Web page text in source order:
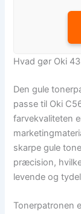
Hvad gør Oki
Den gule
passe til Oki
farvekvaliteten
skarpe gule
præcision,
levende og
Tonerpatronen